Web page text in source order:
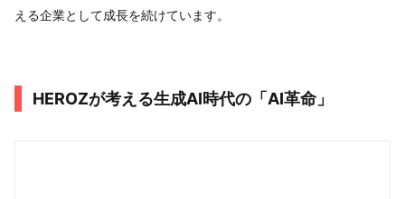
える企業として成長を続けています。
HEROZが考える生成AI時代の「AI革命」